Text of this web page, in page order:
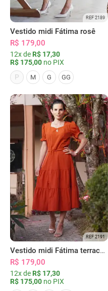
REF 2189
Vestido midi Fátima rosê
R$ 179,00
12x de R$ 17,30
R$ 175,00 no PIX
P
M G GG
REF 2191
Vestido midi Fátima terracota
R$ 179,00
12x de R$ 17,30
R$ 175,00 no PIX